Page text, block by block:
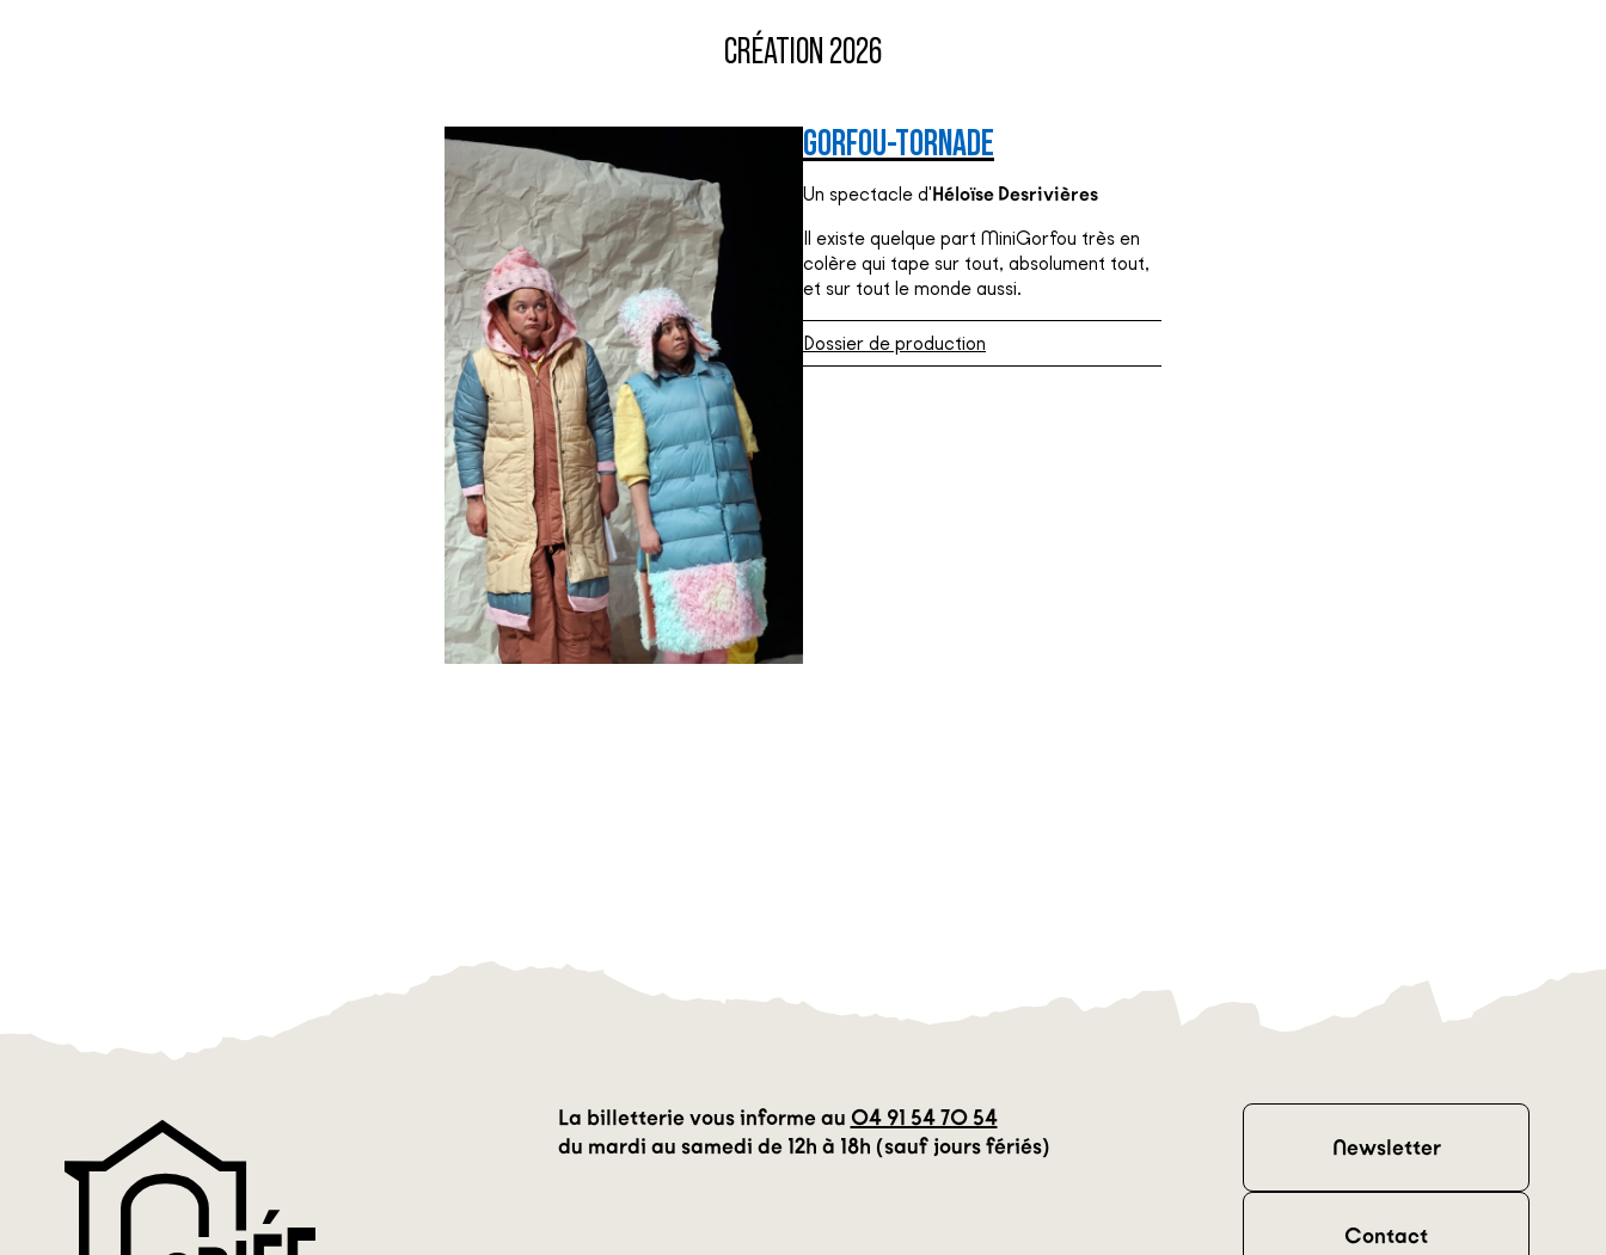
CRÉATION 2026
GORFOU-TORNADE
Un spectacle d'Héloïse Desrivières
Il existe quelque part MiniGorfou très en
colère qui tape sur tout, absolument tout,
et sur tout le monde aussi.
Dossier de production
La billetterie vous informe au 04 91 54 70 54
du mardi au samedi de 12h à 18h (sauf jours fériés)
Newsletter
Contact